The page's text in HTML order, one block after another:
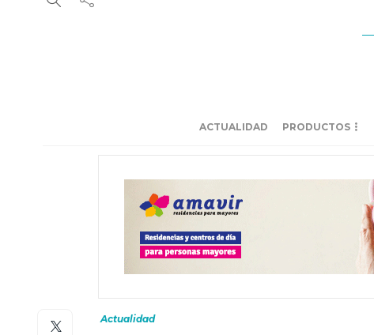
ACTUALIDAD PRODUCTOS
Actualidad